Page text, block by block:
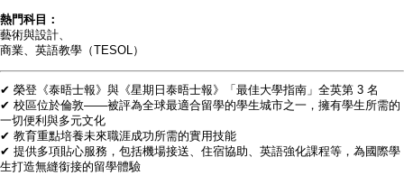
熱門科目：
藝術與設計、
商業、英語教學（TESOL）
✔ 榮登《泰晤士報》與《星期日泰晤士報》「最佳大學指南」全英第 3 名
✔ 校區位於倫敦——被評為全球最適合留學的學生城市之一，擁有學生所需的
一切便利與多元文化
✔ 教育重點培養未來職涯成功所需的實用技能
✔ 提供多項貼心服務，包括機場接送、住宿協助、英語強化課程等，為國際學
生打造無縫銜接的留學體驗